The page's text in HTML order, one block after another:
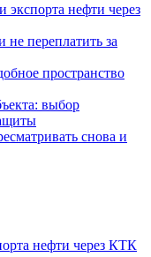
экспорта нефти через
переплатить за
пространство
выбор
снова и
нефти через КТК